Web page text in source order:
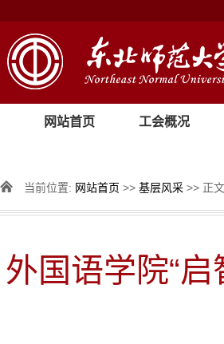
网站首页 工会概况
当前位置: 网站首页 >> 基层风采 >> 正文
外国语学院“